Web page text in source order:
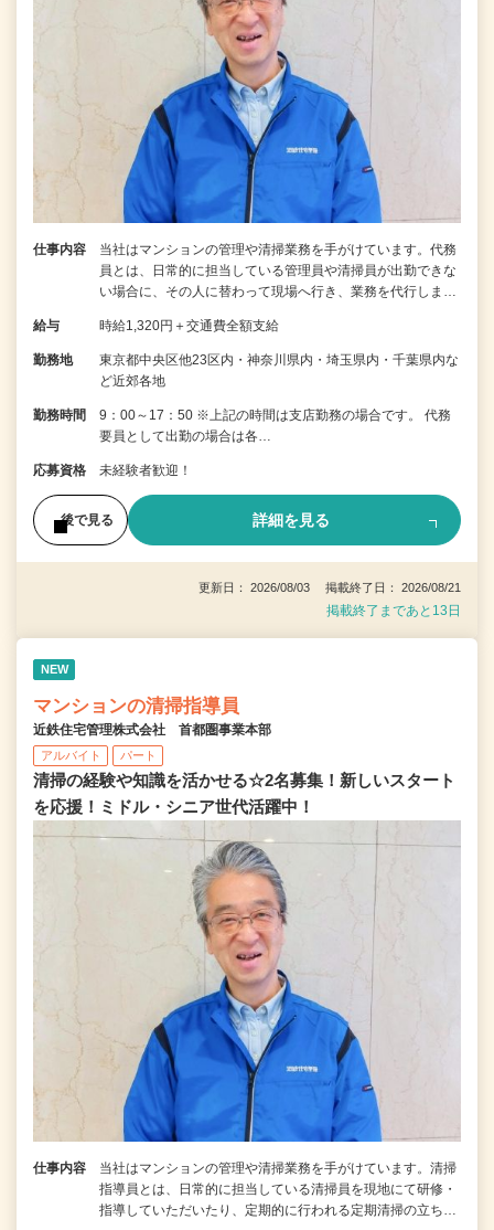
仕事内容
当社はマンションの管理や清掃業務を手がけています。代務
員とは、日常的に担当している管理員や清掃員が出勤できな
い場合に、その人に替わって現場へ行き、業務を代行しま…
給与 時給1,320円＋交通費全額支給
勤務地
東京都中央区他23区内・神奈川県内・埼玉県内・千葉県内な
ど近郊各地
勤務時間
9：00～17：50 ※上記の時間は支店勤務の場合です。 代務
要員として出勤の場合は各…
応募資格 未経験者歓迎！
後で見る 詳細を見る
更新日： 2026/08/03 掲載終了日： 2026/08/21
掲載終了まであと13日
NEW
マンションの清掃指導員
近鉄住宅管理株式会社 首都圏事業本部
アルバイト パート
清掃の経験や知識を活かせる☆2名募集！新しいスタート
を応援！ミドル・シニア世代活躍中！
仕事内容
当社はマンションの管理や清掃業務を手がけています。清掃
指導員とは、日常的に担当している清掃員を現地にて研修・
指導していただいたり、定期的に行われる定期清掃の立ち…